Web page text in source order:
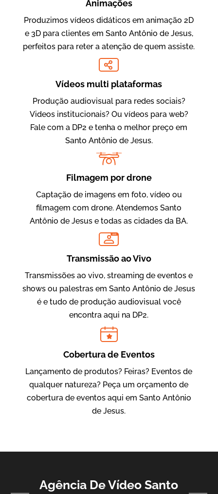
Amigo Edu
Evolucional
Vídeos para Treinamentos
IBCC
Vídeo Institucional
Animações
Produzimos vídeos didáticos em animação 2D
e 3D para clientes em Santo Antônio de Jesus,
perfeitos para reter a atenção de quem assiste.
Vídeos multi plataformas
Produção audiovisual para redes sociais?
Videos institucionais? Ou vídeos para web?
Fale com a DP2 e tenha o melhor preço em
Santo Antônio de Jesus.
Filmagem por drone
Captação de imagens em foto, vídeo ou
filmagem com drone. Atendemos Santo
Antônio de Jesus e todas as cidades da BA.
LIVE
Transmissão ao Vivo
Transmissões ao vivo, streaming de eventos e
shows ou palestras em Santo Antônio de Jesus
é e tudo de produção audiovisual você
encontra aqui na DP2.
Cobertura de Eventos
Lançamento de produtos? Feiras? Eventos de
qualquer natureza? Peça um orçamento de
cobertura de eventos aqui em Santo Antônio
de Jesus.
Agência De Vídeo Santo